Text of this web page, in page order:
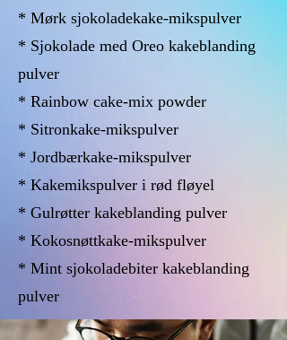
* Mørk sjokoladekake-mikspulver
* Sjokolade med Oreo kakeblanding
pulver
* Rainbow cake-mix powder
* Sitronkake-mikspulver
* Jordbærkake-mikspulver
* Kakemikspulver i rød fløyel
* Gulrøtter kakeblanding pulver
* Kokosnøttkake-mikspulver
* Mint sjokoladebiter kakeblanding
pulver